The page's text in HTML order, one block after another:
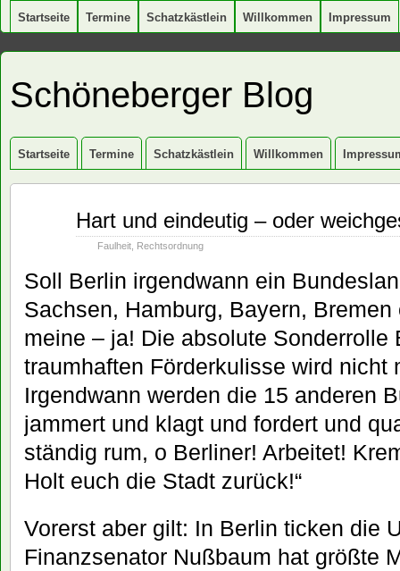
Startseite Termine Schatzkästlein Willkommen Impressum
Schöneberger Blog
Startseite Termine Schatzkästlein Willkommen
Hart und eindeutig – oder
Faulheit Rechtsordnung
Soll Berlin irgendwann ein
Sachsen, Hamburg, Bayern,
meine – ja! Die absolute Sonderrolle
traumhaften Förderkulisse wird nicht
Irgendwann werden die 15 anderen
jammert und klagt und fordert und
ständig rum, o Berliner! Arbeitet!
Holt euch die Stadt zurück!“
Vorerst aber gilt: In Berlin ticken die
Finanzsenator Nußbaum hat größte